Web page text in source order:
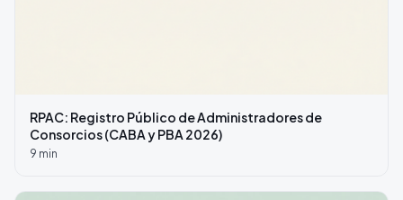
RPAC: Registro Público de Administradores de
Consorcios (CABA y PBA 2026)
9 min